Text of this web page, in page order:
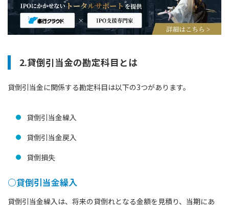
2.貸倒引当金の勘定科目とは
貸倒引当金に関係する勘定科目は以下の3つがあります。
貸倒引当金繰入
貸倒引当金戻入
貸倒損失
○貸倒引当金繰入
貸倒引当金繰入は、将来の貸倒れとなる金額を見積り、当期にあ